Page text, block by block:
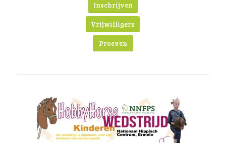
Inschrijven
Vrijwilligers
Proeven